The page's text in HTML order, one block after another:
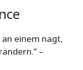
an einem nagt,
–